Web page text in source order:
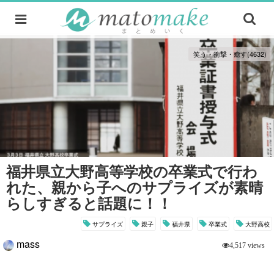
笑う・衝撃・癒す(4632)
福井県立大野高等学校の卒業式で行わ
れた、親から子へのサプライズが素晴
らしすぎると話題に！！
サプライズ 親子 福井県 卒業式 大野高校
mass 4,517 views